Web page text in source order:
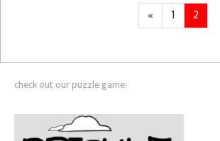
Posts
«Previous
page
Page
1 Page
2
check out our puzzle game: